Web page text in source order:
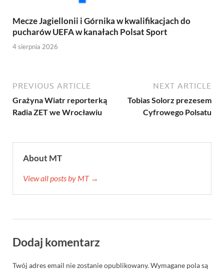
Mecze Jagiellonii i Górnika w kwalifikacjach do
pucharów UEFA w kanałach Polsat Sport
4 sierpnia 2026
PREVIOUS ARTICLE
Grażyna Wiatr reporterką
Radia ZET we Wrocławiu
NEXT ARTICLE
Tobias Solorz prezesem
Cyfrowego Polsatu
About MT
View all posts by MT →
Dodaj komentarz
Twój adres email nie zostanie opublikowany.Wymagane pola są